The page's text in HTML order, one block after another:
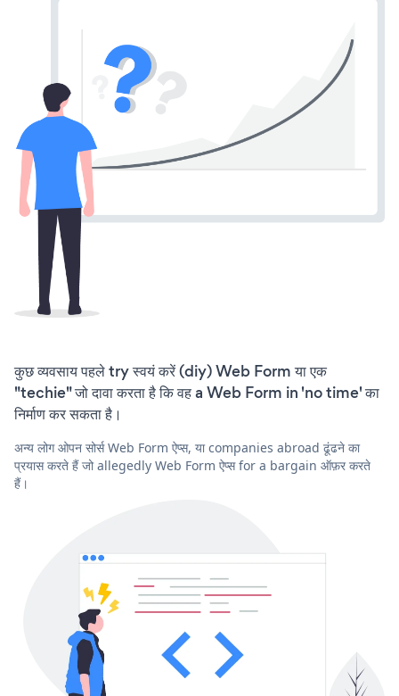
कुछ व्यवसाय पहले try स्वयं करें (diy) Web Form या एक
"techie" जो दावा करता है कि वह a Web Form in 'no time' का
निर्माण कर सकता है।
अन्य लोग ओपन सोर्स Web Form ऐप्स, या companies abroad ढूंढने का
प्रयास करते हैं जो allegedly Web Form ऐप्स for a bargain ऑफ़र करते
हैं।